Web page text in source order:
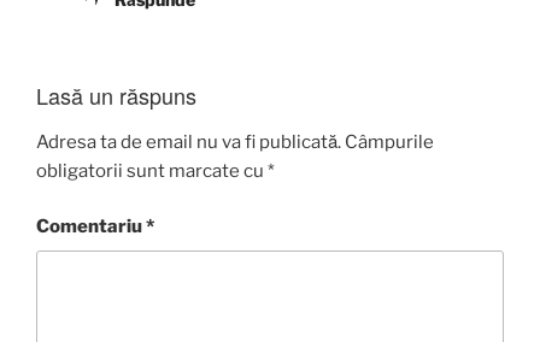
Lasă un răspuns
Adresa ta de email nu va fi publicată. Câmpurile
obligatorii sunt marcate cu *
Comentariu*